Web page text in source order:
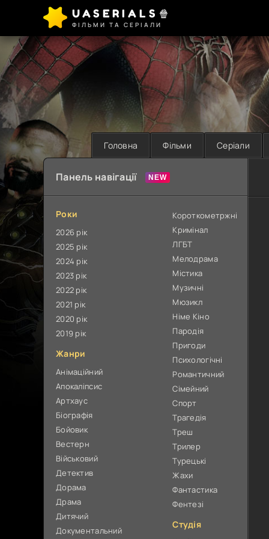
UASERIALS🍿
ФІЛЬМИ ТА СЕРІАЛИ
Головна Фільми Серіали
Панель навігації
Роки
2026 рік
2025 рік
2024 рік
2023 рік
2022 рік
2021 рік
2020 рік
2019 рік
Жанри
Анімаційний
Апокаліпсис
Артхаус
Біографія
Бойовик
Вестерн
Військовий
Детектив
Дорама
Драма
Дитячий
Документальний
Короткометржні
Кримінал
ЛГБТ
Мелодрама
Містика
Музичні
Мюзикл
Німе Кіно
Пародія
Пригоди
Психологічні
Романтичний
Сімейний
Спорт
Трагедія
Треш
Трилер
Турецькі
Жахи
Фантастика
Фентезі
Студія